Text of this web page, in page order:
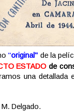
"original" de la
ESTADOde
una detallada
Delgado.